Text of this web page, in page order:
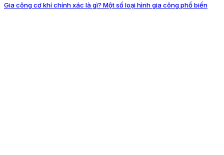
Gia công cơ khí chính xác là gì? Một số loại hình gia công phổ biến